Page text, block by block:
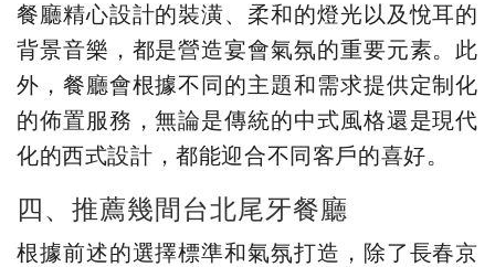
餐廳精心設計的裝潢、柔和的燈光以及悅耳的
背景音樂，都是營造宴會氣氛的重要元素。此
外，餐廳會根據不同的主題和需求提供定制化
的佈置服務，無論是傳統的中式風格還是現代
化的西式設計，都能迎合不同客戶的喜好。
四、推薦幾間台北尾牙餐廳
根據前述的選擇標準和氣氛打造，除了長春京